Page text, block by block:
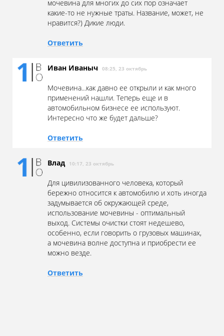
мочевина для многих до сих пор означает
какие-то не нужные траты. Название, может, не
нравится?) Дикие люди.
Ответить
Иван Иваныч 08:25, 23 октябрь
Мочевина...как давно ее открыли и как много
применений нашли. Теперь еще и в
автомобильном бизнесе ее используют.
Интересно что же будет дальше?
Ответить
Влад 10:17, 23 октябрь
Для цивилизованного человека, который
бережно относится к автомобилю и хоть иногда
задумывается об окружающей среде,
использование мочевины - оптимальный
выход. Системы очистки стоят недешево,
особенно, если говорить о грузовых машинах,
а мочевина волне доступна и приобрести ее
можно везде.
Ответить